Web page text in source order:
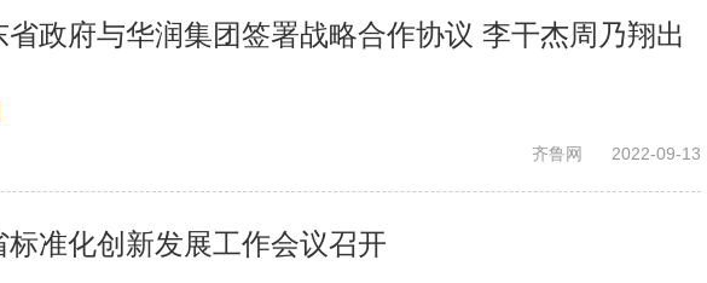
省政府与华润集团签署战略合作协议 李干杰周乃翔出
齐鲁网 2022-09-13
标准化创新发展工作会议召开